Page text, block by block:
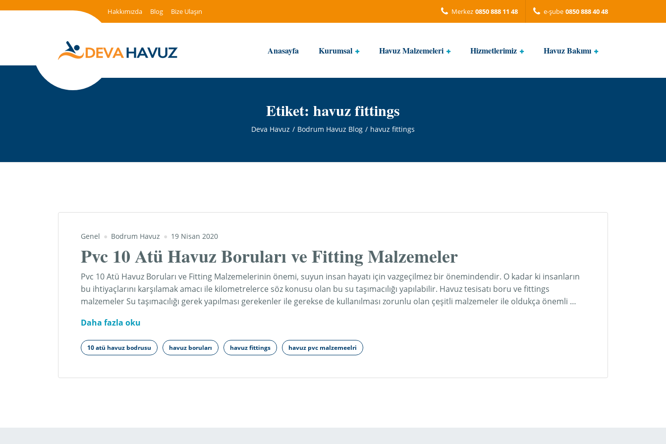
Hakkımızda Blog Bize Ulaşın Merkez 0850 888 11 48 e-şube 0850 888 40 48
Anasayfa Kurumsal Havuz Malzemeleri Hizmetlerimiz Havuz Bakımı
Etiket: havuz fittings
Deva Havuz Bodrum Havuz Blog havuz fittings
Genel Bodrum Havuz 19 Nisan 2020
Pvc 10 Atü Havuz Boruları ve Fitting Malzemeler
Pvc 10 Atü Havuz Boruları ve Fitting Malzemelerinin önemi, suyun insan hayatı için vazgeçilmez bir önemindendir. O kadar ki insanların
bu ihtiyaçlarını karşılamak amacı ile kilometrelerce söz konusu olan bu su taşımacılığı yapılabilir. Havuz tesisatı boru ve fittings
malzemeler Su taşımacılığı gerek yapılması gerekenler ile gerekse de kullanılması zorunlu olan çeşitli malzemeler ile oldukça önemli …
Daha fazla oku
Atü
10 atü havuz bodrusu havuz boruları havuz fittings havuz pvc malzemeelri